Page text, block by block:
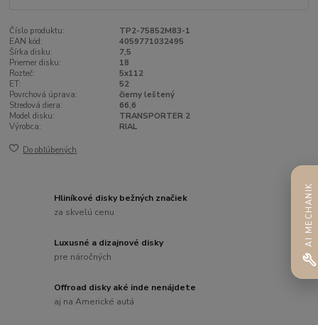
Číslo produktu:
TP2-75852M83-1
EAN kód:
4059771032495
Šírka disku:
7,5
Priemer disku:
18
Rozteč:
5x112
ET:
52
Povrchová úprava:
čierny leštený
Stredová diera:
66,6
Model disku:
TRANSPORTER 2
Výrobca:
RIAL
Do obľúbených
Hliníkové disky bežných značiek
za skvelú cenu
Luxusné a dizajnové disky
pre náročných
Offroad disky aké inde nenájdete
aj na Americké autá
AI MECHANIK